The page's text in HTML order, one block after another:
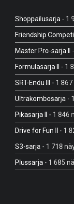
Shoppailusarja - 1
Friendship
Master Pro-sarja II
Formulasarja II - 1
SRT-Endu III - 1
Ultrakombosarja -
Pikasarja II - 1 846
Drive for Fun II - 1
S3-sarja - 1 718
Plussarja - 1 685